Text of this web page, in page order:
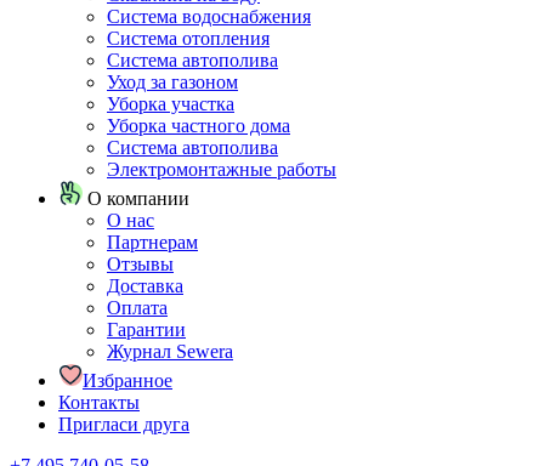
Система водоснабжения
Система отопления
Система автополива
Уход за газоном
Уборка участка
Уборка частного дома
Система автополива
Электромонтажные работы
О компании
О нас
Партнерам
Отзывы
Доставка
Оплата
Гарантии
Журнал Sewera
Избранное
Контакты
Пригласи друга